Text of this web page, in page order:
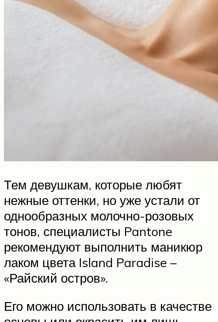
Тем девушкам, которые любят
нежные оттенки, но уже устали от
однообразных молочно-розовых
тонов, специалисты Pantone
рекомендуют выполнить маникюр
лаком цвета Island Paradise –
«Райский остров».
Его можно использовать в качестве